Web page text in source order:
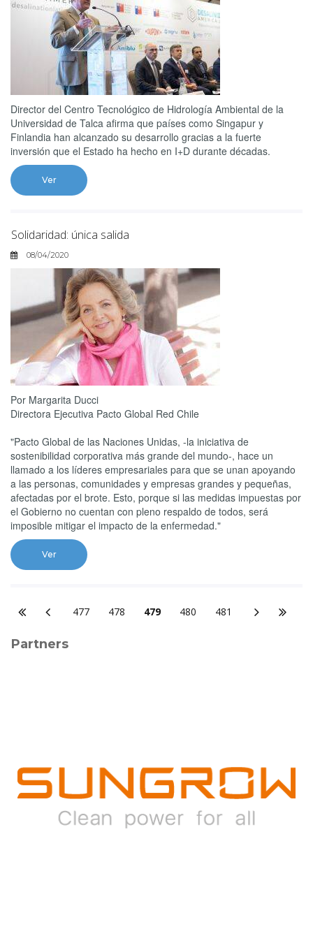
Director del Centro Tecnológico de Hidrología Ambiental de la
Universidad de Talca afirma que países como Singapur y
Finlandia han alcanzado su desarrollo gracias a la fuerte
inversión que el Estado ha hecho en I+D durante décadas.
Ver
Solidaridad: única salida
08/04/2020
Por Margarita Ducci
Directora Ejecutiva Pacto Global Red Chile
"Pacto Global de las Naciones Unidas, -la iniciativa de
sostenibilidad corporativa más grande del mundo-, hace un
llamado a los líderes empresariales para que se unan apoyando
a las personas, comunidades y empresas grandes y pequeñas,
afectadas por el brote. Esto, porque si las medidas impuestas por
el Gobierno no cuentan con pleno respaldo de todos, será
imposible mitigar el impacto de la enfermedad."
Ver
477 478 479 480 481
Partners